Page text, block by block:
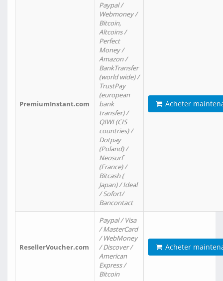
PremiumInstant.com
Paypal /
Webmoney /
Bitcoin,
Altcoins /
Perfect
Money /
Amazon /
BankTransfer
(world wide) /
TrustPay
(european
bank
transfer) /
QIWI (CIS
countries) /
Dotpay
(Poland) /
Neosurf
(France) /
Bitcash (
Japan) / Ideal
/ Sofort/
Bancontact
Acheter
ResellerVoucher.com
Paypal / Visa
/ MasterCard
/ WebMoney
/ Discover /
American
Express /
Bitcoin
Acheter